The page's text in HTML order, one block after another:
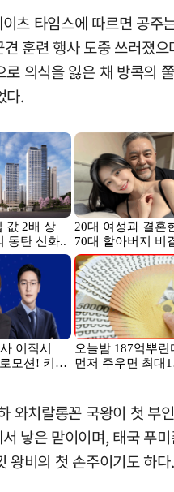
츠 타임스에 따르면 공주
훈련 행사 도중 쓰러졌으
로 의식을 잃은 채 방콕의
다.
와치랄롱꼰 국왕이 첫 부
낳은 맏이이며, 태국 푸
왕비의 첫 손주이기도 하다.